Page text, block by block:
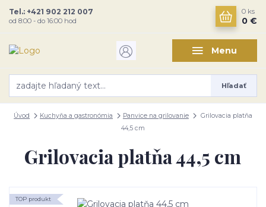
Menu
Hľadať
Tel.: +421 902 212 007
od 8:00 - do 16:00 hod
0 ks
0 €
Úvod Kuchyňa a gastronómia Panvice na grilovanie
Grilovacia platňa
44,5 cm
Grilovacia platňa 44,5 cm
TOP produkt